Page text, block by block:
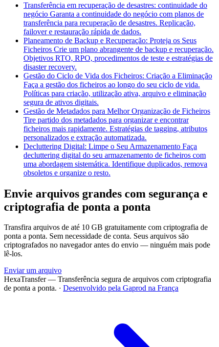
Transferência em recuperação de desastres: continuidade do
negócio Garanta a continuidade do negócio com planos de
transferência para recuperação de desastres. Replicação,
failover e restauração rápida de dados.
Planeamento de Backup e Recuperação: Proteja os Seus
Ficheiros Crie um plano abrangente de backup e recuperação.
Objetivos RTO, RPO, procedimentos de teste e estratégias de
disaster recovery.
Gestão do Ciclo de Vida dos Ficheiros: Criação a Eliminação
Faça a gestão dos ficheiros ao longo do seu ciclo de vida.
Políticas para criação, utilização ativa, arquivo e eliminação
segura de ativos digitais.
Gestão de Metadados para Melhor Organização de Ficheiros
Tire partido dos metadados para organizar e encontrar
ficheiros mais rapidamente. Estratégias de tagging, atributos
personalizados e extração automatizada.
Decluttering Digital: Limpe o Seu Armazenamento Faça
decluttering digital do seu armazenamento de ficheiros com
uma abordagem sistemática. Identifique duplicados, remova
obsoletos e organize o resto.
Envie arquivos grandes com segurança e
criptografia de ponta a ponta
Transfira arquivos de até 10 GB gratuitamente com criptografia de
ponta a ponta. Sem necessidade de conta. Seus arquivos são
criptografados no navegador antes do envio — ninguém mais pode
lê-los.
Enviar um arquivo
HexaTransfer — Transferência segura de arquivos com criptografia
de ponta a ponta. · Desenvolvido pela Gaprod na França